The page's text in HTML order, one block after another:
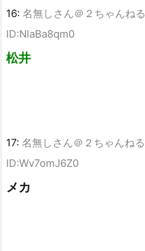
16: 名無しさん＠２ちゃんねる
ID:NlaBa8qm0
松井
17: 名無しさん＠２ちゃんねる
ID:Wv7omJ6Z0
メカ